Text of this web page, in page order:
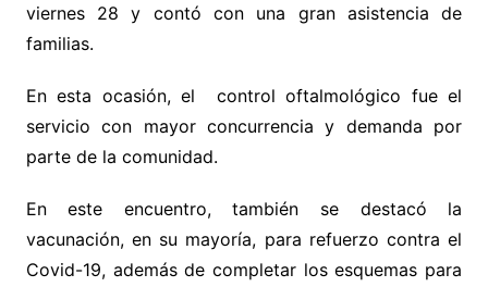
viernes 28 y contó con una gran asistencia de
familias.
En esta ocasión, el control oftalmológico fue el
servicio con mayor concurrencia y demanda por
parte de la comunidad.
En este encuentro, también se destacó la
vacunación, en su mayoría, para refuerzo contra el
Covid-19, además de completar los esquemas para